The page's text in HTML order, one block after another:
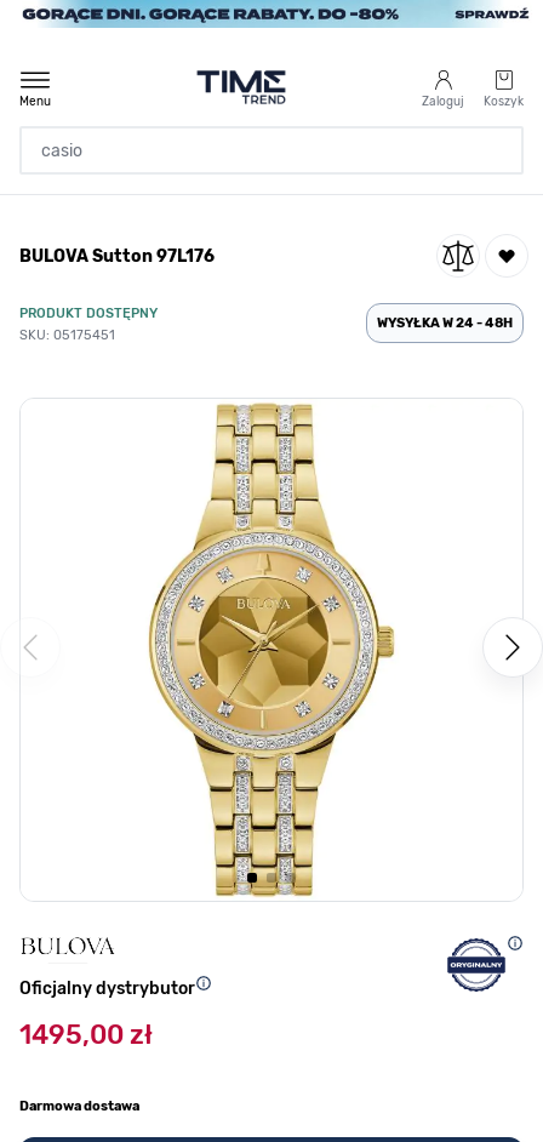
Przejdź do treści
Zaloguj Koszyk
Menu
/
BULOVA Sutton 97L176
BULOVA Sutton 97L176
PRODUKT DOSTĘPNY
SKU: 05175451
WYSYŁKA W 24 - 48H
Oficjalny dystrybutor
1495,00 zł
Darmowa dostawa